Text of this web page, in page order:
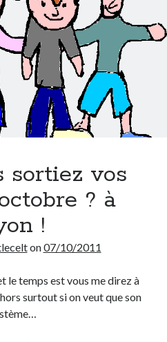
sortiez vos
? à
!
on07/10/2011
le temps est vous me direz à
surtout si on veut que son